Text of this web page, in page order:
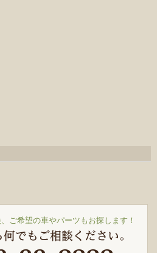
ご希望の車やパーツもお探します！
でもご相談ください。